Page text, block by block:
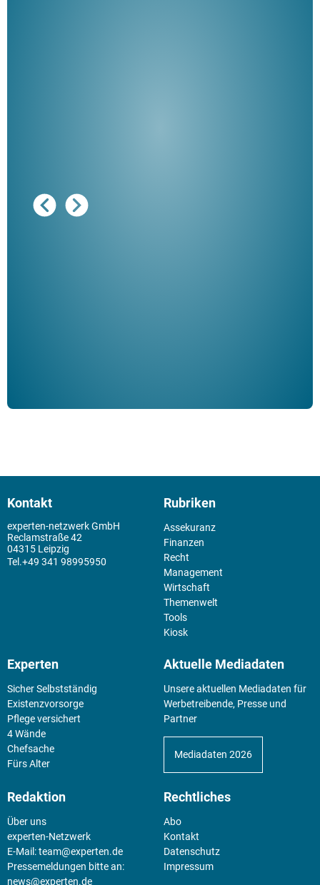
Kontakt
experten-netzwerk GmbH
Reclamstraße 42
04315 Leipzig
+49 341 98995950
Rubriken
Assekuranz
Finanzen
Recht
Management
Wirtschaft
Themenwelt
Tools
Kiosk
Experten
Sicher Selbstständig
Existenz­vorsorge
Pflege versichert
4 Wände
Chefsache
Fürs Alter
Aktuelle Mediadaten
Unsere aktuellen Mediadaten für
Werbetreibende, Presse und
Partner
Mediadaten 2026
Redaktion
Über uns
experten-Netzwerk
E-Mail:team@experten.de
Pressemeldungen bitte an:
news@experten.de
Rechtliches
Abo
Kontakt
Datenschutz
Impressum